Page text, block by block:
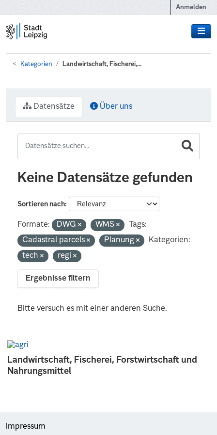
Anmelden
Kategorien Landwirtschaft, Fischerei,...
Landwirtschaft, Fischerei, Forstwirtschaft und
Nahrungsmittel
Datensätze Über uns
Keine Datensätze gefunden
Sortieren nach
Formate: DWG WMS
Tags:
Cadastral parcels
Planung
Kategorien:
tech
regi
Ergebnisse filtern
Bitte versuch es mit einer anderen Suche.
Impressum